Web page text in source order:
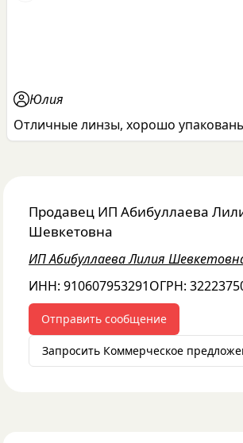
Юлия
Отличные линзы, хорошо
Продавец ИП Абибуллаева
Шевкетовна
ИП Абибуллаева Лилия
ИНН: 910607953291ОГРН:
Отправить сообщение
Запросить Коммерческое